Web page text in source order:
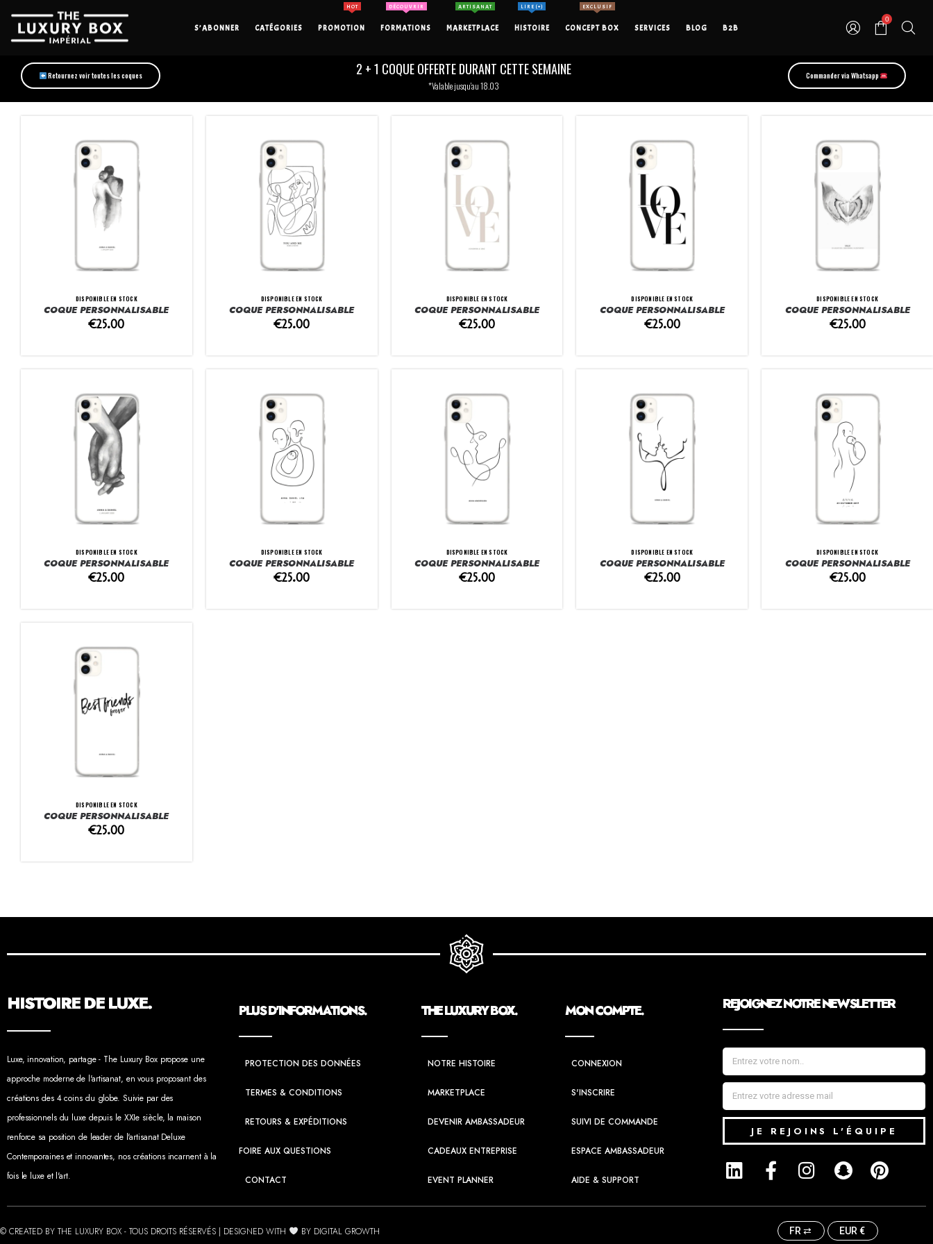
S’ABONNER CATÉGORIES PROMOTION
HOT
FORMATIONS
DÉCOUVRIR
MARKETPLACE
ARTISANAT
HISTOIRE
LIRE (+)
CONCEPT BOX
EXCLUSIF
SERVICES BLOG B2B
0
Retournez voir toutes les coques 2 + 1 COQUE OFFERTE DURANT CETTE SEMAINE
*Valable jusqu'au 18.03
Commander via Whatsapp
DISPONIBLE EN STOCK
COQUE PERSONNALISABLE
€25.00
DISPONIBLE EN STOCK
COQUE PERSONNALISABLE
€25.00
DISPONIBLE EN STOCK
COQUE PERSONNALISABLE
€25.00
DISPONIBLE EN STOCK
COQUE PERSONNALISABLE
€25.00
DISPONIBLE EN STOCK
COQUE PERSONNALISABLE
€25.00
DISPONIBLE EN STOCK
COQUE PERSONNALISABLE
€25.00
DISPONIBLE EN STOCK
COQUE PERSONNALISABLE
€25.00
DISPONIBLE EN STOCK
COQUE PERSONNALISABLE
€25.00
DISPONIBLE EN STOCK
COQUE PERSONNALISABLE
€25.00
DISPONIBLE EN STOCK
COQUE PERSONNALISABLE
€25.00
DISPONIBLE EN STOCK
COQUE PERSONNALISABLE
€25.00
HISTOIRE DE LUXE.
Luxe, innovation, partage - The Luxury Box propose une
approche moderne de l'artisanat, en vous proposant des
créations des 4 coins du globe. Suivie par des
professionnels du luxe depuis le XXIe siècle, la maison
renforce sa position de leader de l'artisanat Deluxe
Contemporaines et innovantes, nos créations incarnent à la
fois le luxe et l'art.
PLUS D'INFORMATIONS.
PROTECTION DES DONNÉES
TERMES & CONDITIONS
RETOURS & EXPÉDITIONS
FOIRE AUX QUESTIONS
CONTACT
THE LUXURY BOX.
NOTRE HISTOIRE
MARKETPLACE
DEVENIR AMBASSADEUR
CADEAUX ENTREPRISE
EVENT PLANNER
MON COMPTE.
CONNEXION
S'INSCRIRE
SUIVI DE COMMANDE
ESPACE AMBASSADEUR
AIDE & SUPPORT
REJOIGNEZ NOTRE NEWSLETTER
JE REJOINS L'ÉQUIPE
© CREATED BY THE LUXURY BOX - TOUS DROITS RÉSERVÉS | DESIGNED WITH BY DIGITAL GROWTH FR ⇄ EUR €